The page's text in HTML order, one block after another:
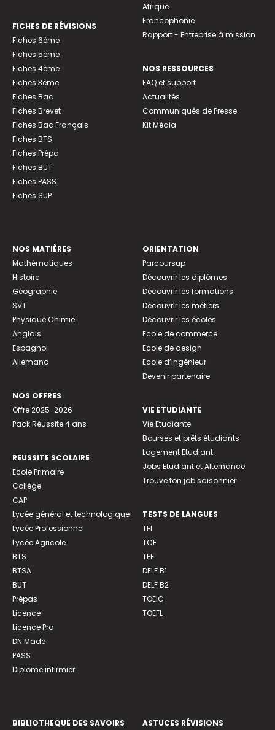
FICHES DE RÉVISIONS
Fiches 6ème
Fiches 5ème
Fiches 4ème
Fiches 3ème
Fiches Bac
Fiches Brevet
Fiches Bac Français
Fiches BTS
Fiches Prépa
Fiches BUT
Fiches PASS
Fiches SUP
Afrique
Francophonie
Rapport - Entreprise à mission
NOS RESSOURCES
FAQ et support
Actualités
Communiqués de Presse
Kit Média
NOS MATIÈRES
Mathématiques
Histoire
Géographie
SVT
Physique Chimie
Anglais
Espagnol
Allemand
NOS OFFRES
Offre 2025-2026
Pack Réussite 4 ans
REUSSITE SCOLAIRE
Ecole Primaire
Collège
CAP
Lycée général et technologique
Lycée Professionnel
Lycée Agricole
BTS
BTSA
BUT
Prépas
Licence
Licence Pro
DN Made
PASS
Diplome infirmier
ORIENTATION
Parcoursup
Découvrir les diplômes
Découvrir les formations
Découvrir les métiers
Découvrir les écoles
Ecole de commerce
Ecole de design
Ecole d’ingénieur
Devenir partenaire
VIE ETUDIANTE
Vie Etudiante
Bourses et prêts étudiants
Logement Etudiant
Jobs Etudiant et Alternance
Trouve ton job saisonnier
TESTS DE LANGUES
TFI
TCF
TEF
DELF B1
DELF B2
TOEIC
TOEFL
BIBLIOTHEQUE DES SAVOIRS
ASTUCES RÉVISIONS